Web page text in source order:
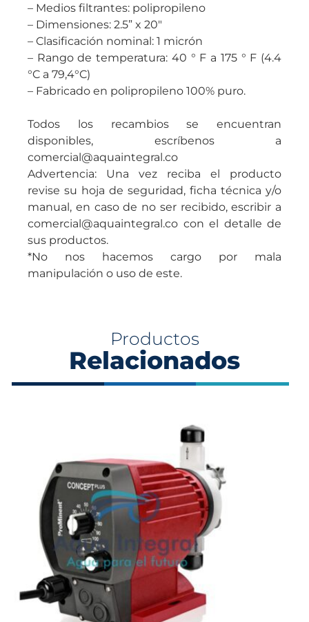
– Medios filtrantes: polipropileno
– Dimensiones: 2.5” x 20″
– Clasificación nominal: 1 micrón
– Rango de temperatura: 40 ° F a 175 ° F (4.4
°C a 79,4°C)
– Fabricado en polipropileno 100% puro.
Todos los recambios se encuentran
disponibles, escríbenos a
comercial@aquaintegral.co
Advertencia: Una vez reciba el producto
revise su hoja de seguridad, ficha técnica y/o
manual, en caso de no ser recibido, escribir a
comercial@aquaintegral.co con el detalle de
sus productos.
*No nos hacemos cargo por mala
manipulación o uso de este.
Productos
Relacionados